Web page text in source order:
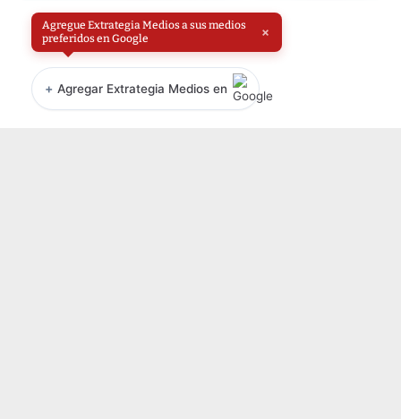
Agregue Extrategia Medios a sus medios
preferidos en Google
×
+ Agregar Extrategia Medios en